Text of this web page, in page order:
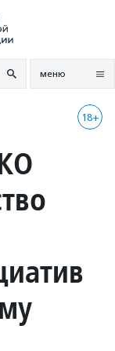
меню
18+